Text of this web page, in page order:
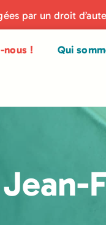
par un droit
nous ! Qui
Jean-